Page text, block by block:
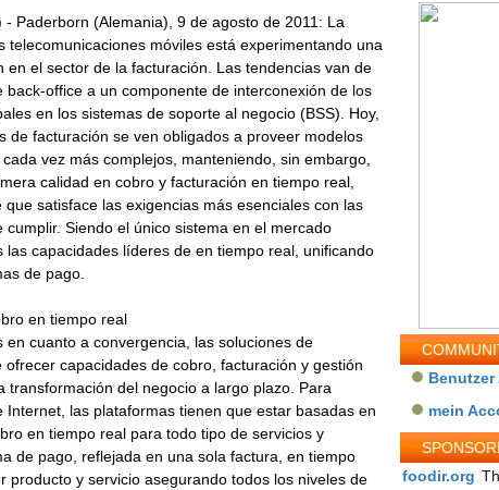
- Paderborn (Alemania), 9 de agosto de 2011: La
telecomunicaciones móviles está experimentando una
en el sector de la facturación. Las tendencias van de
back-office a un componente de interconexión de los
en los sistemas de soporte al negocio (BSS). Hoy,
de facturación se ven obligados a proveer modelos
vez más complejos, manteniendo, sin embargo,
calidad en cobro y facturación en tiempo real,
satisface las exigencias más esenciales con las
Siendo el único sistema en el mercado
capacidades líderes de en tiempo real, unificando
de pago.
en tiempo real
cuanto a convergencia, las soluciones de
capacidades de cobro, facturación y gestión
del negocio a largo plazo. Para
las plataformas tienen que estar basadas en
en tiempo real para todo tipo de servicios y
de pago, reflejada en una sola factura, en tiempo
y servicio asegurando todos los niveles de
mein
foodir.org